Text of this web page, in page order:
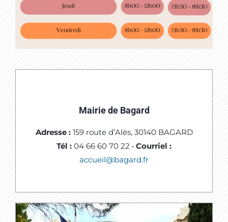
Mairie de Bagard
Adresse : 159 route d’Alès, 30140 BAGARD
Tél : 04 66 60 70 22 • Courriel :
accueil@bagard.fr